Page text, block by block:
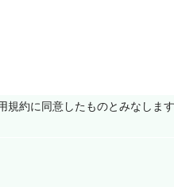
約に同意したものとみなします